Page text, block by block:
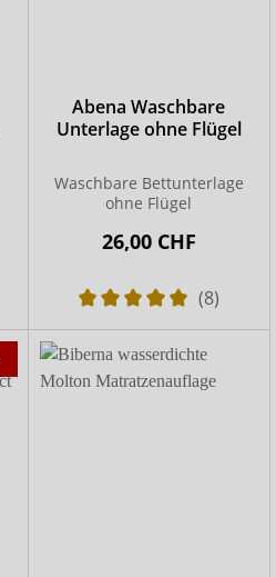
Abena Waschbare
Unterlage ohne Flügel
Waschbare Bettunterlage
ohne Flügel
26,00 CHF
(8)